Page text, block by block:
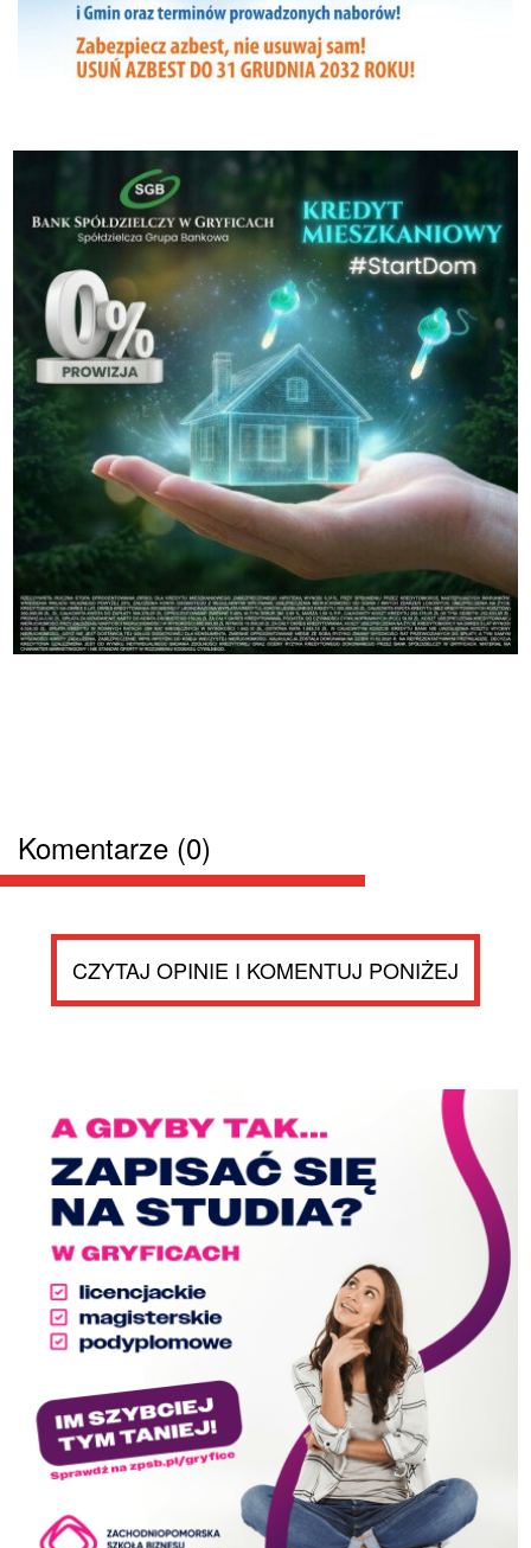
Komentarze (0)
CZYTAJ OPINIE I KOMENTUJ PONIŻEJ